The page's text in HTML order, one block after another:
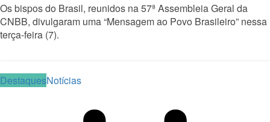
Os bispos do Brasil, reunidos na 57ª Assembleia Geral da
CNBB, divulgaram uma “Mensagem ao Povo Brasileiro” nessa
terça-feira (7).
DestaquesNotícias